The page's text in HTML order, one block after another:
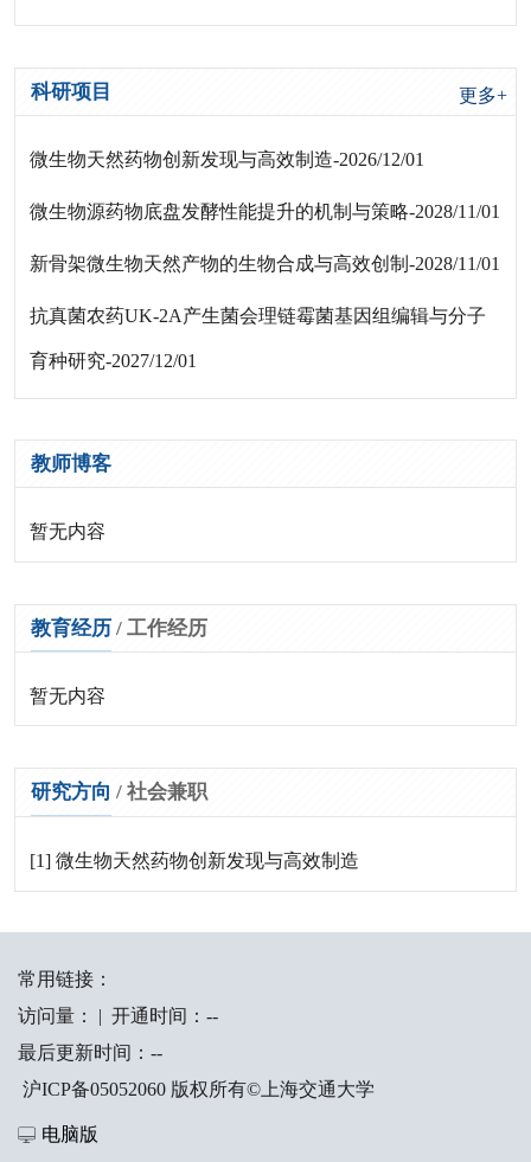
科研项目
微生物天然药物创新发现与高效制造-2026/12/01
微生物源药物底盘发酵性能提升的机制与策略-2028/11/01
新骨架微生物天然产物的生物合成与高效创制-2028/11/01
抗真菌农药UK-2A产生菌会理链霉菌基因组编辑与分子
育种研究-2027/12/01
更多+
教师博客
暂无内容
教育经历 / 工作经历
暂无内容
研究方向 / 社会兼职
[1] 微生物天然药物创新发现与高效制造
常用链接：
访问量：
| 开通时间： --
最后更新时间： --
沪ICP备05052060 版权所有©上海交通大学
电脑版